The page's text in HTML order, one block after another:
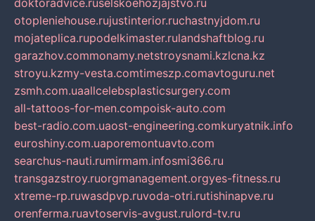
doktoradvice.ruselskoehozjajstvo.ru
otopleniehouse.rujustinterior.ruchastnyjdom.ru
mojateplica.rupodelkimaster.rulandshaftblog.ru
garazhov.commonamy.netstroysnami.kzlcna.kz
stroyu.kzmy-vesta.comtimeszp.comavtoguru.net
zsmh.com.uaallcelebsplasticsurgery.com
all-tattoos-for-men.compoisk-auto.com
best-radio.com.uaost-engineering.comkuryatnik.info
euroshiny.com.uaporemontuavto.com
searchus-nauti.rumirmam.infosmi366.ru
transgazstroy.ruorgmanagement.orgyes-fitness.ru
xtreme-rp.ruwasdpvp.ruvoda-otri.rutishinapve.ru
orenferma.ruavtoservis-avgust.rulord-tv.ru